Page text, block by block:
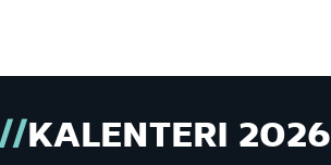
KALENTERI 2026